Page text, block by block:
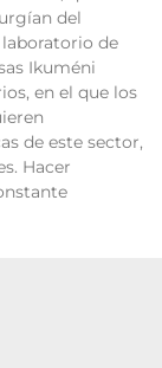
del
de
Ikuméni
en el que los
de este sector,
Hacer